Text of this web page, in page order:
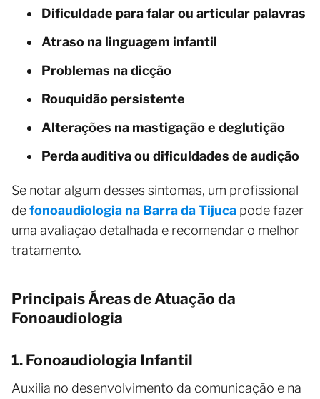
Dificuldade para falar ou articular palavras
Atraso na linguagem infantil
Problemas na dicção
Rouquidão persistente
Alterações na mastigação e deglutição
Perda auditiva ou dificuldades de audição
Se notar algum desses sintomas, um profissional
defonoaudiologia na Barra da Tijuca pode fazer
uma avaliação detalhada e recomendar o melhor
tratamento.
Principais Áreas de Atuação da
Fonoaudiologia
1. Fonoaudiologia Infantil
Auxilia no desenvolvimento da comunicação e na